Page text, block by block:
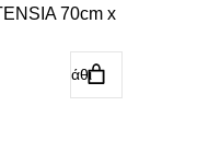
70cm x
στο καλάθι